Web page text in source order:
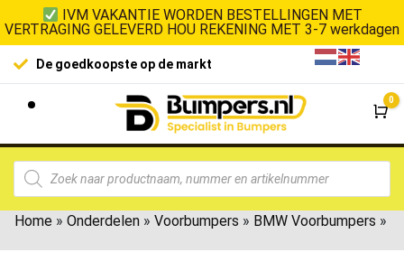
IVM VAKANTIE WORDEN BESTELLINGEN MET
VERTRAGING GELEVERD HOU REKENING MET 3-7 werkdagen
De goedkoopste op de markt
0
Home » Onderdelen » Voorbumpers » BMW Voorbumpers »